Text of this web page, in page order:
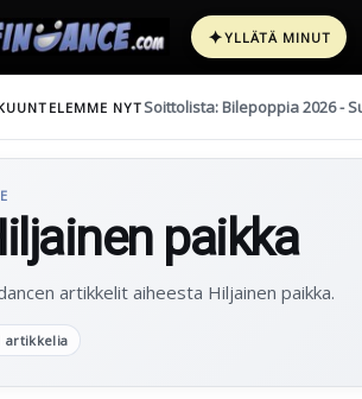
✦YLLÄTÄ MINUT
NYTSoittolista: Bilepoppia 2026 -
paikka
artikkelit aiheesta Hiljainen paikka.
artikkelia